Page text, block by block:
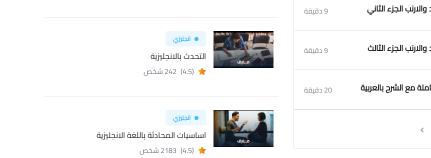
9 دقيقة
9 دقيقة
20 دقيقة
انجليزي
التحدث بالانجليزية
(4.5) 242 شخص
انجليزي
اساسيات المحادثة باللغة الانجليزية
(4.5) 2183 شخص